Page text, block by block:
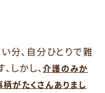
分、自分ひとりで難
しかし、介護のみか
がたくさんありまし